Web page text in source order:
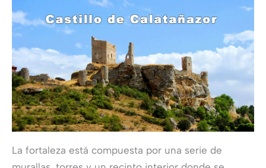
La fortaleza está compuesta por una serie de